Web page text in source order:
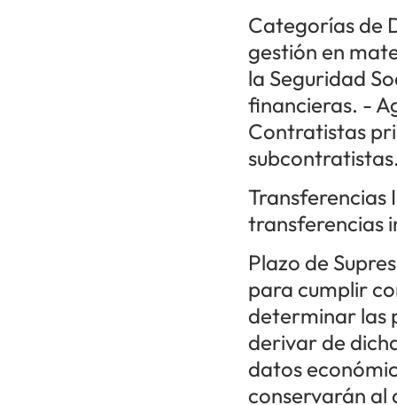
Categorías de
gestión en
la Seguridad
financieras. -
Contratistas
Transferencias
transferencias
Plazo de
para cumplir
determinar las
derivar de
datos
conservarán al